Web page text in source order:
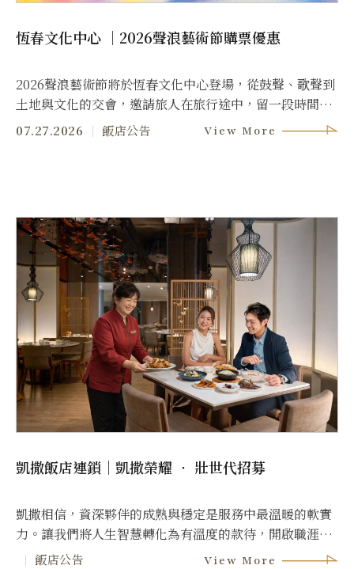
恆春文化中心 ｜2026聲浪藝術節購票優惠
2026聲浪藝術節將於恆春文化中心登場，從鼓聲、歌聲到
土地與文化的交會，邀請旅人在旅行途中，留一段時間給
音樂。
07.27.2026 飯店公告 View More
凱撒飯店連鎖｜凱撒榮耀 ‧ 壯世代招募
凱撒相信，資深夥伴的成熟與穩定是服務中最溫暖的軟實
力。讓我們將人生智慧轉化為有溫度的款待，開啟職涯第
二春。
飯店公告 View More